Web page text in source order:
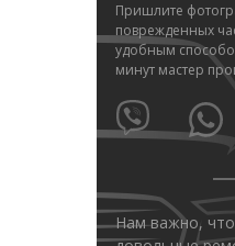
Пришлите
поврежденных
удобным
минут мастер
Нам важно,